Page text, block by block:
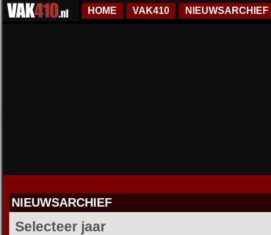
HOME VAK410 NIEUWSARCHIEF
NIEUWSARCHIEF
Selecteer jaar